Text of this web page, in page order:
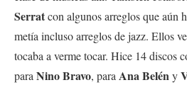
Serratcon algunos arreglos que aún
metía incluso arreglos de jazz. Ellos
tocaba a verme tocar. Hice 14 discos
para Nino Bravo, para Ana Belény